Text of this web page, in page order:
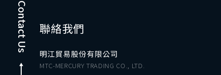
Contact Us 聯絡我們
明江貿易股份有限公司
MTC-MERCURY TRADING CO., LTD.